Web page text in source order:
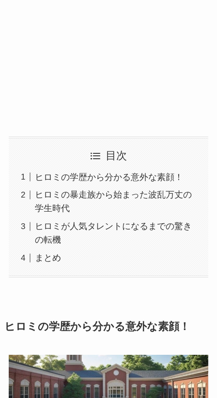
目次
ヒロミの学歴から分かる意外な素顔！
ヒロミの暴走族から始まった波乱万丈の
学生時代
ヒロミが人気タレントになるまでの驚き
の転機
まとめ
ヒロミの学歴から分かる意外な素顔！